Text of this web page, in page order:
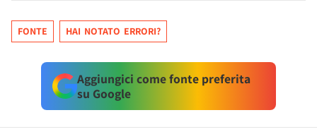
FONTE HAI NOTATO ERRORI?
Aggiungici come fonte preferita
su Google